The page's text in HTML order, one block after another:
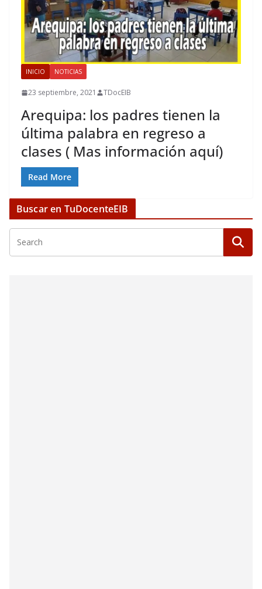
INICIO NOTICIAS
23 septiembre, 2021 TDocEIB
Arequipa: los padres tienen la
última palabra en regreso a
clases ( Mas información aquí)
Read More
Buscar en TuDocenteEIB